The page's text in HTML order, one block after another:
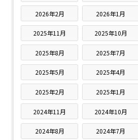
2026年2月 2026年1月
2025年11月 2025年10月
2025年8月 2025年7月
2025年5月 2025年4月
2025年2月 2025年1月
2024年11月 2024年10月
2024年8月 2024年7月